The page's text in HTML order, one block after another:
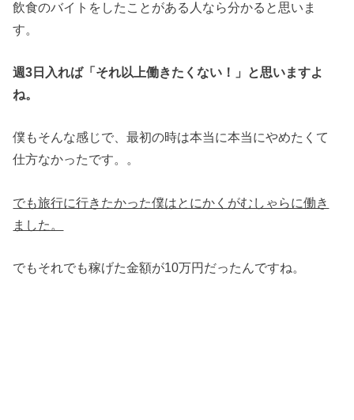
飲食のバイトをしたことがある人なら分かると思いま
す。
週3日入れば「それ以上働きたくない！」と思いますよ
ね。
僕もそんな感じで、最初の時は本当に本当にやめたくて
仕方なかったです。。
でも旅行に行きたかった僕はとにかくがむしゃらに働き
ました。
でもそれでも稼げた金額が10万円だったんですね。